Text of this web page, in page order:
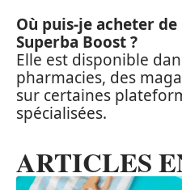
Où puis-je acheter
Superba Boost ?
Elle est disponible
pharmacies, des
sur certaines
spécialisées.
ARTICLES